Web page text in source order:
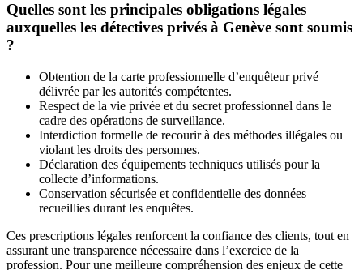
Quelles sont les principales obligations légales
auxquelles les détectives privés à Genève sont soumis
?
Obtention de la carte professionnelle d’enquêteur privé
délivrée par les autorités compétentes.
Respect de la vie privée et du secret professionnel dans le
cadre des opérations de surveillance.
Interdiction formelle de recourir à des méthodes illégales ou
violant les droits des personnes.
Déclaration des équipements techniques utilisés pour la
collecte d’informations.
Conservation sécurisée et confidentielle des données
recueillies durant les enquêtes.
Ces prescriptions légales renforcent la confiance des clients, tout en
assurant une transparence nécessaire dans l’exercice de la
profession. Pour une meilleure compréhension des enjeux de cette